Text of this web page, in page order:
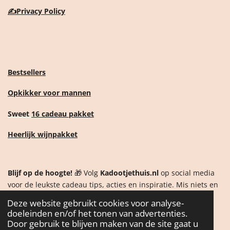
Deze website gebruikt cookies voor analyse-
doeleinden en/of het tonen van advertenties.
Door gebruik te blijven maken van de site gaat u
✍️Privacy Policy
Bestsellers
Opkikker voor mannen
Sweet 16 cadeau pakket
Heerlijk wijnpakket
Blijf op de hoogte! 🎁 Volg Kadootjethuis.nl op social media
voor de leukste cadeau tips, acties en inspiratie. Mis niets en
F I W T